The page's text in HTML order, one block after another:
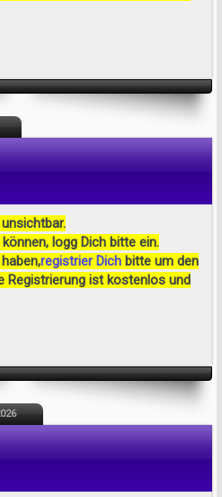
logg Dich bitte ein.
registrier Dich bitte um den
Registrierung ist kostenlos und